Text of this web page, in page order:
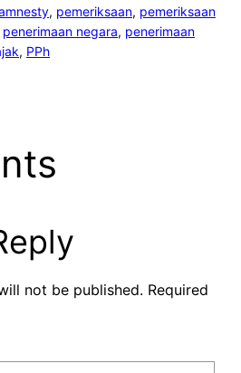
, pemeriksaan, pemeriksaan
penerimaan negara, penerimaan
, PPh
not be published. Required